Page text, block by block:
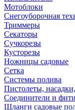
Мотоблоки
Снегоуборочная
Триммеры
Секаторы
Сучкорезы
Кусторезы
Ножницы садовые
Сетка
Системы полива
Пистолеты,
Соединители и
Шланги садовые